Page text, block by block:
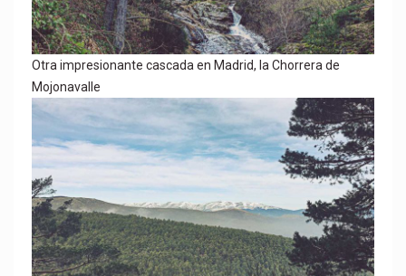
Otra impresionante cascada en Madrid, la Chorrera de
Mojonavalle